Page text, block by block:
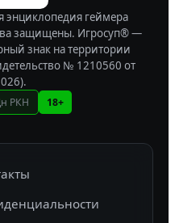
геймера
защищены. Игросуп® —
знак на территории
№ 1210560 от
РКН 18+